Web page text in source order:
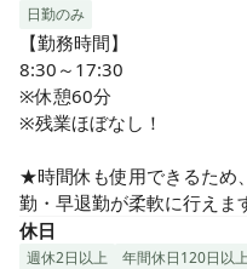
日勤のみ
【勤務時間】
8:30～17:30
※休憩60分
※残業ほぼなし！
★時間休も使用できるため
勤・早退勤が柔軟に行えま
休日
週休2日以上 年間休日120日以上